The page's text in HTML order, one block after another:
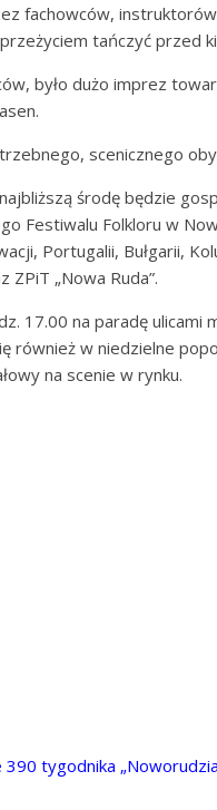
fachowców,
tańczyć przed
było dużo imprez
scenicznego
środę będzie
Festiwalu Folkloru w
Portugalii, Bułgarii,
ZPiT „Nowa Ruda”.
17.00 na paradę ulicami
również w niedzielne
na scenie w rynku.
tygodnika